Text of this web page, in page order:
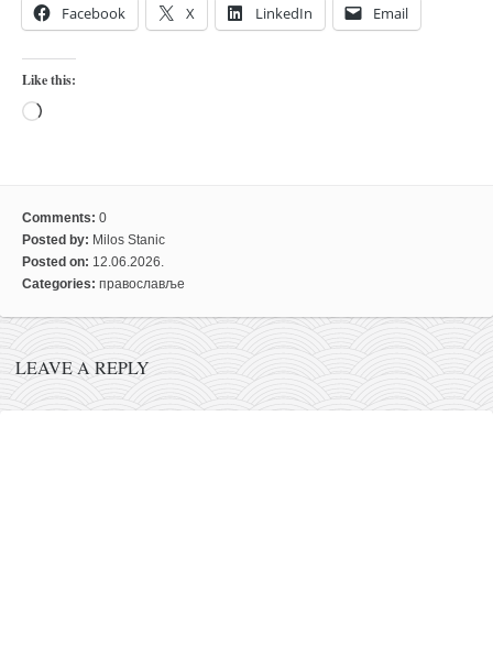
Facebook X LinkedIn Email
Like this:
Loading…
Comments: 0
Posted by: Milos Stanic
Posted on: 12.06.2026.
Categories: православље
LEAVE A REPLY